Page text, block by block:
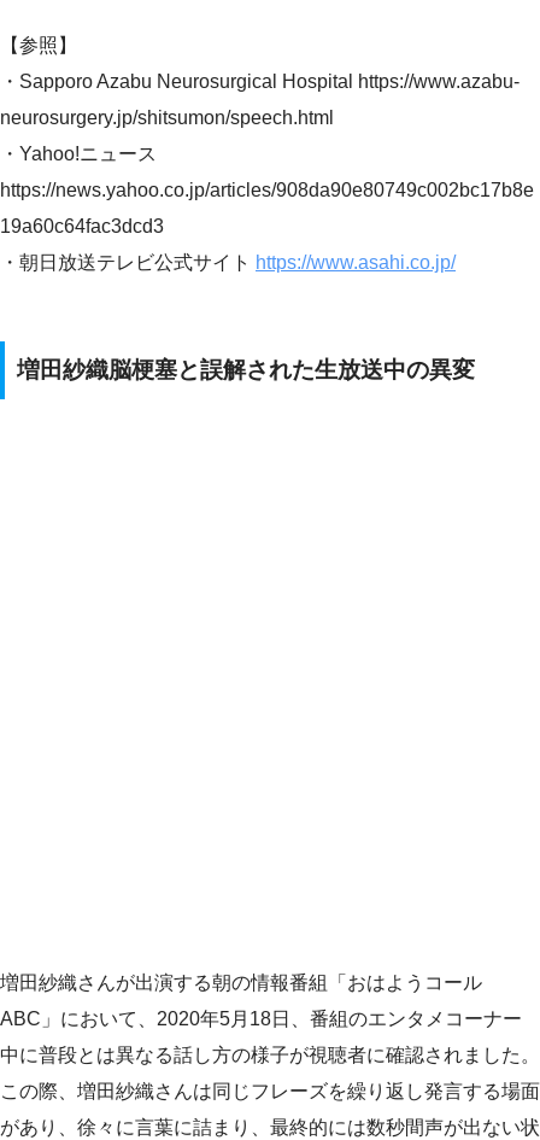
【参照】
・Sapporo Azabu Neurosurgical Hospital https://www.azabu-
neurosurgery.jp/shitsumon/speech.html
・Yahoo!ニュース
https://news.yahoo.co.jp/articles/908da90e80749c002bc17b8e
19a60c64fac3dcd3
・朝日放送テレビ公式サイト https://www.asahi.co.jp/
増田紗織脳梗塞と誤解された生放送中の異変
増田紗織さんが出演する朝の情報番組「おはようコール
ABC」において、2020年5月18日、番組のエンタメコーナー
中に普段とは異なる話し方の様子が視聴者に確認されました。
この際、増田紗織さんは同じフレーズを繰り返し発言する場面
があり、徐々に言葉に詰まり、最終的には数秒間声が出ない状